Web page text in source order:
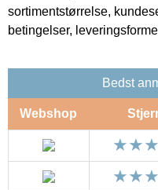
sortimentstørrelse,
betingelser,
Bedst
Webshop